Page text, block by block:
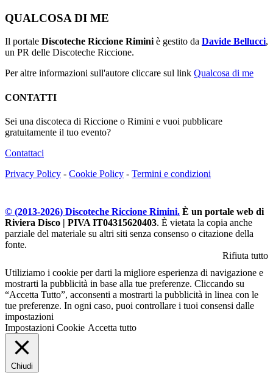
QUALCOSA DI ME
Il portale Discoteche Riccione Riminiè gestito da Davide Bellucci,
un PR delle Discoteche Riccione.
Per altre informazioni sull'autore cliccare sul link Qualcosa di me
CONTATTI
Sei una discoteca di Riccione o Rimini e vuoi pubblicare
gratuitamente il tuo evento?
Contattaci
Privacy Policy - Cookie Policy - Termini e condizioni
© (2013-2026) Discoteche Riccione Rimini. È un portale web di
Riviera Disco | PIVA IT04315620403. È vietata la copia anche
parziale del materiale su altri siti senza consenso o citazione della
fonte.
Rifiuta tutto
Utiliziamo i cookie per darti la migliore esperienza di navigazione e
mostrarti la pubblicità in base alla tue preferenze. Cliccando su
“Accetta Tutto”, acconsenti a mostrarti la pubblicità in linea con le
tue preferenze. In ogni caso, puoi controllare i tuoi consensi dalle
impostazioni
Impostazioni Cookie Accetta tutto
Chiudi